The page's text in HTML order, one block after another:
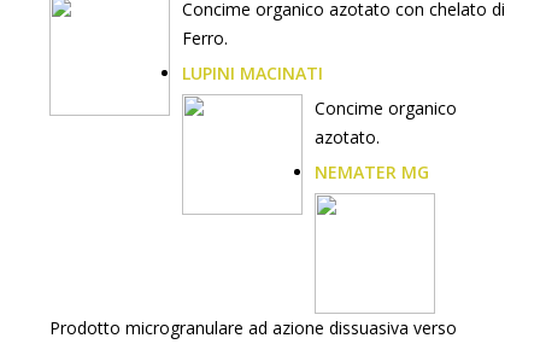
Concime organico azotato con chelato di
Ferro.
LUPINI MACINATI
Concime organico
azotato.
NEMATER MG
Prodotto microgranulare ad azione dissuasiva verso